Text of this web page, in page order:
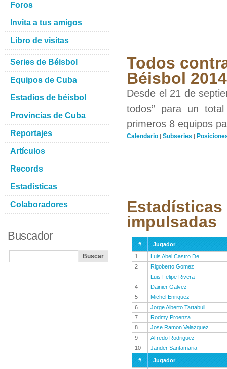
Todos
Béisbol
Desde el 21 de
todos” para un
primeros 8 equipos
Calendario | Subseries |
Estadísticas
impulsadas
#
Jugador
1
Luis Abel Castro De
2
Rigoberto Gomez
Luis Felipe Rivera
4
Dainier Galvez
5
Michel Enriquez
6
Jorge Alberto Tartabull
7
Rodmy Proenza
8
Jose Ramon Velazquez
9
Alfredo Rodriguez
10
Jander Santamaria
#
Jugador
Foros
Invita a tus amigos
Libro de visitas
Series de Béisbol
Equipos de Cuba
Estadios de béisbol
Provincias de Cuba
Reportajes
Artículos
Records
Estadísticas
Colaboradores
Buscador